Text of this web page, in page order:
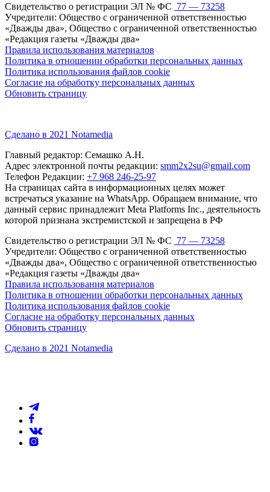
Свидетельство о регистрации ЭЛ № ФС 77 — 73258
Учредители: Общество с ограниченной ответственностью
«Дважды два», Общество с ограниченной ответственностью
«Редакция газеты «Дважды два»
Правила использования материалов
Политика в отношении обработки персональных данных
Политика использования файлов cookie
Согласие на обработку персональных данных
Обновить страницу
Сделано в 2021 Notamedia
Главный редактор: Семашко А.Н.
Адрес электронной почты редакции: smm2x2su@gmail.com
Телефон Редакции: +7 968 246-25-97
На страницах сайта в информационных целях может
встречаться указание на WhatsApp. Обращаем внимание, что
данный сервис принадлежит Meta Platforms Inc., деятельность
которой признана экстремистской и запрещена в РФ
Свидетельство о регистрации ЭЛ № ФС 77 — 73258
Учредители: Общество с ограниченной ответственностью
«Дважды два», Общество с ограниченной ответственностью
«Редакция газеты «Дважды два»
Правила использования материалов
Политика в отношении обработки персональных данных
Политика использования файлов cookie
Согласие на обработку персональных данных
Обновить страницу
Сделано в 2021 Notamedia